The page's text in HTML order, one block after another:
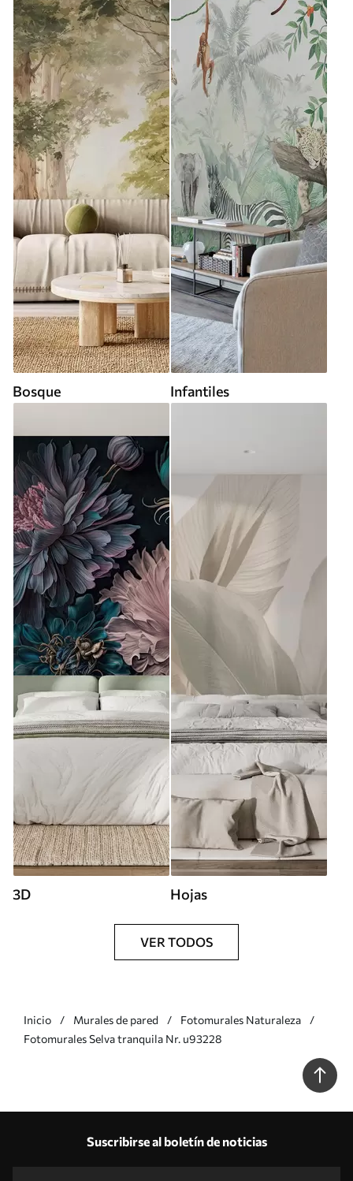
Bosque Infantiles
3D Hojas
VER TODOS
Inicio Murales de pared
Fotomurales Naturaleza
Fotomurales Selva tranquila Nr. u93228
Suscribirse al boletín de noticias